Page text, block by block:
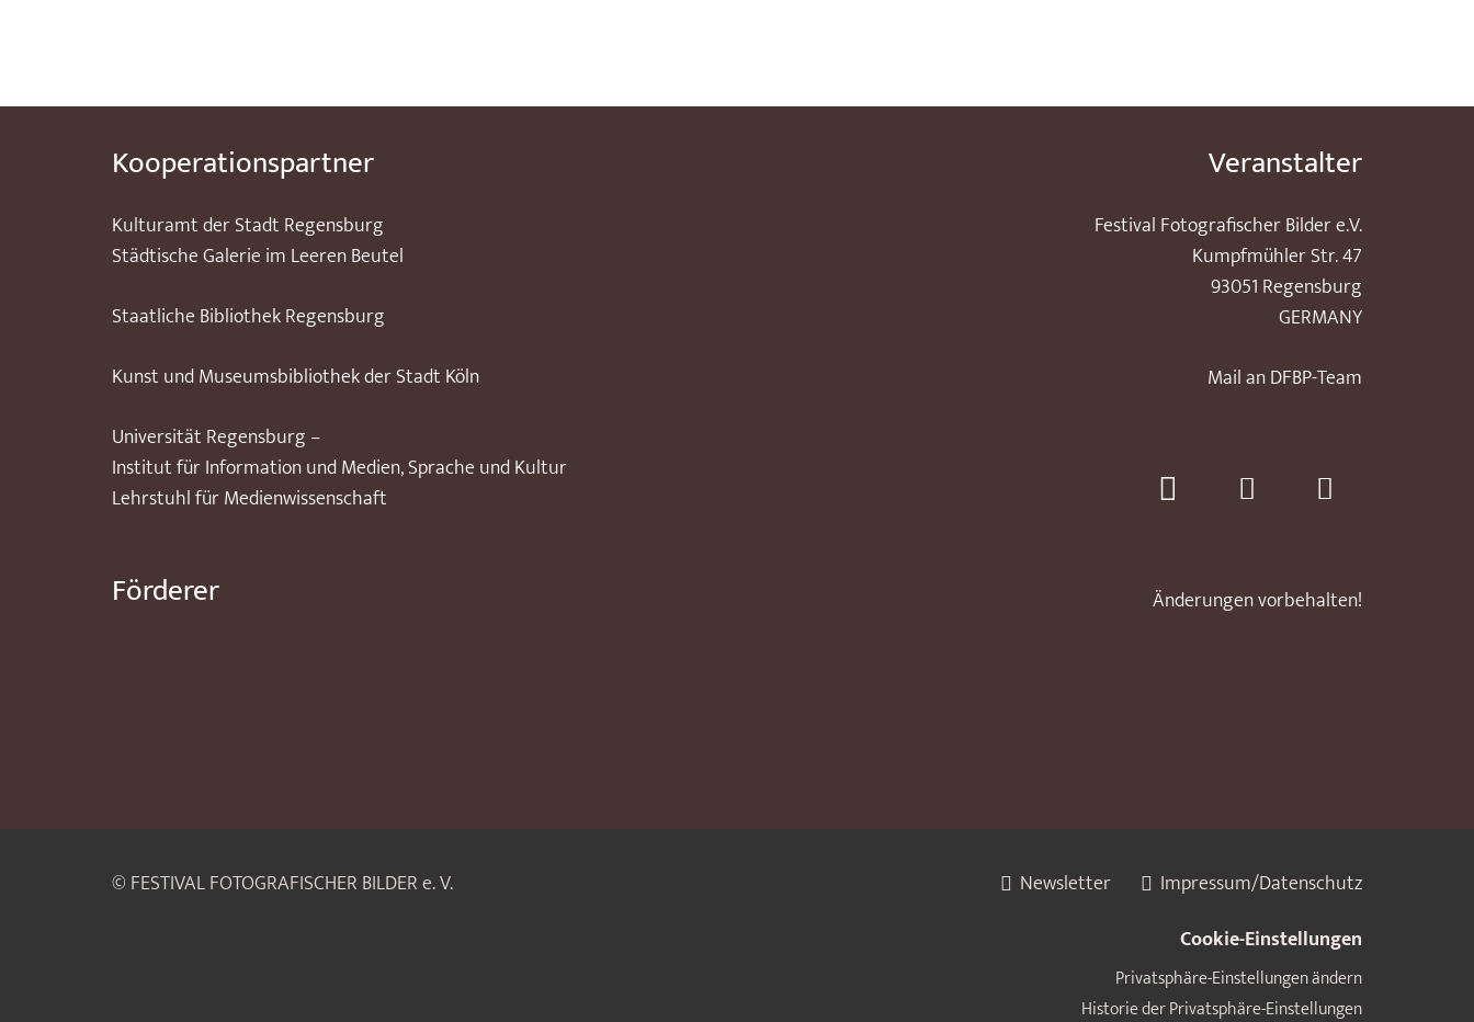
Kooperationspartner
Kulturamt der Stadt Regensburg
Städtische Galerie im Leeren Beutel
Staatliche Bibliothek Regensburg
Kunst und Museumsbibliothek der Stadt Köln
Universität Regensburg –
Institut für Information und Medien, Sprache und Kultur
Lehrstuhl für Medienwissenschaft
Förderer
Veranstalter
Festival Fotografischer Bilder e.V.
Kumpfmühler Str. 47
93051 Regensburg
GERMANY
Mail an DFBP-Team
Änderungen vorbehalten!
© FESTIVAL FOTOGRAFISCHER BILDER e. V. Newsletter
Impressum/Datenschutz
Cookie-Einstellungen
Privatsphäre-Einstellungen ändern
Historie der Privatsphäre-Einstellungen